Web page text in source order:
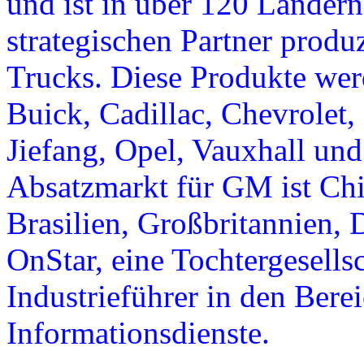
strategischen Partner
Trucks. Diese Produkte
Buick, Cadillac,
Jiefang, Opel, Vauxhall
Absatzmarkt für GM ist
Brasilien, Großbritannien,
OnStar, eine
Industrieführer in den
Informationsdienste.